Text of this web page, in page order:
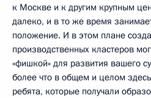
к Москве и к другим крупным
далеко, и в то же время
положение. И в этом плане
производственных кластеров
«фишкой» для развития вашего
более что в общем и целом
ребята, которые получали